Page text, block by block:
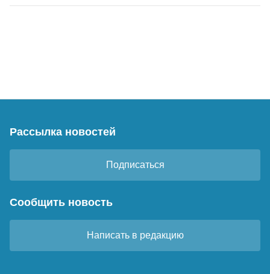
Рассылка новостей
Подписаться
Сообщить новость
Написать в редакцию